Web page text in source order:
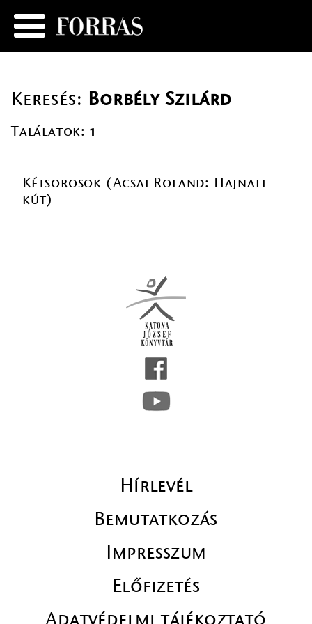
Keresés: Borbély Szilárd
Találatok: 1
Kétsorosok (Acsai Roland: Hajnali
kút)
Hírlevél
Bemutatkozás
Impresszum
Előfizetés
Adatvédelmi tájékoztató